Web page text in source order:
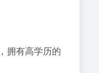
拥有高学历的